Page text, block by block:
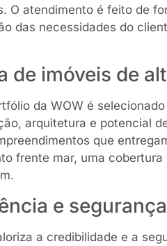
O atendimento é feito de
das necessidades do
de imóveis de
da WOW é
arquitetura e potencial
que
frente mar, uma
e
a credibilidade e a